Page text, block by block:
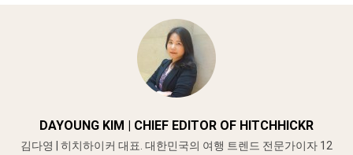
DAYOUNG KIM | CHIEF EDITOR OF HITCHHICKR
김다영 | 히치하이커 대표. 대한민국의 여행 트렌드 전문가이자 12